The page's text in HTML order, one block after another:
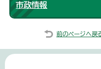
市政情報
前のページへ戻